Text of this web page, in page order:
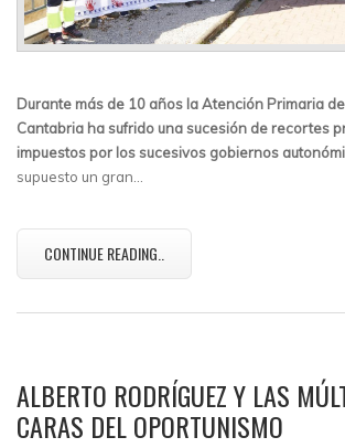
Durante más de 10 años la Atención Primaria
Cantabria ha sufrido una sucesión de recortes
impuestos por los sucesivos gobiernos
supuesto un gran…
CONTINUE READING..
ALBERTO RODRÍGUEZ Y LAS
CARAS DEL OPORTUNISMO